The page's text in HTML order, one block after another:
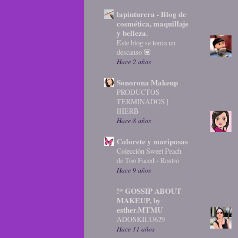
lapinturera - Blog de
cosmética, maquillaje
y belleza.
Este blog se toma un
descanso 💟
Hace 2 años
Sonorona Makeup
PRODUCTOS
TERMINADOS |
IHERB
Hace 8 años
Colorete y mariposas
Colección Sweet Peach
de Too Faced - Rostro
Hace 9 años
!* GOSSIP ABOUT
MAKEUP, by
esther.MTMU
ADOSKILU629
Hace 11 años